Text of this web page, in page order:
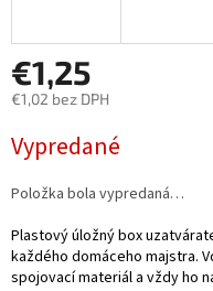
€1,25
€1,02 bez DPH
cena:
Vypredané
Položka bola vypredaná…
Plastový úložný box
každého domáceho majstra.
spojovací materiál a vždy ho